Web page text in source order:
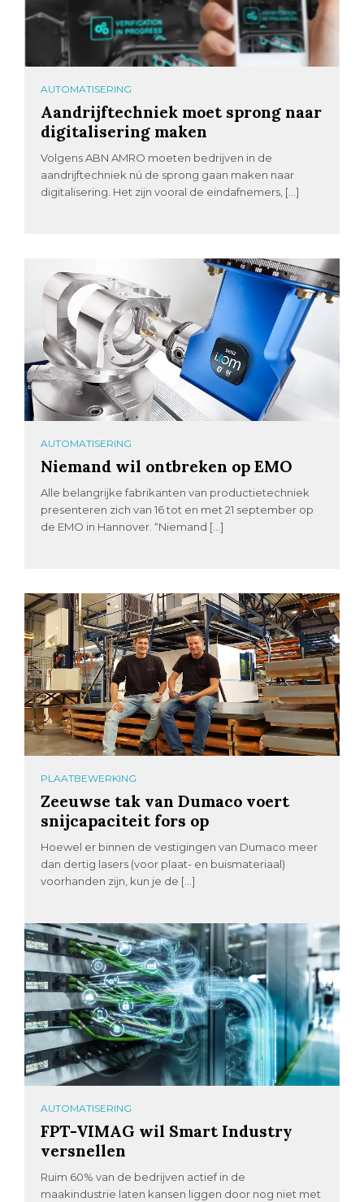
AUTOMATISERING
Aandrijftechniek moet sprong naar
digitalisering maken
Volgens ABN AMRO moeten bedrijven in de
aandrijftechniek nú de sprong gaan maken naar
digitalisering. Het zijn vooral de eindafnemers, […]
AUTOMATISERING
Niemand wil ontbreken op EMO
Alle belangrijke fabrikanten van productietechniek
presenteren zich van 16 tot en met 21 september op
de EMO in Hannover. “Niemand […]
PLAATBEWERKING
Zeeuwse tak van Dumaco voert
snijcapaciteit fors op
Hoewel er binnen de vestigingen van Dumaco meer
dan dertig lasers (voor plaat- en buismateriaal)
voorhanden zijn, kun je de […]
AUTOMATISERING
FPT-VIMAG wil Smart Industry
versnellen
Ruim 60% van de bedrijven actief in de
maakindustrie laten kansen liggen door nog niet met